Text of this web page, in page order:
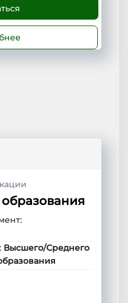
Высшего/Среднего